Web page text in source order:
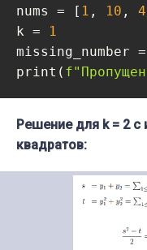
nums = [ 1 , 10 , 4
k =
1
missing_number
print(
Решение для k = 2
квадратов: